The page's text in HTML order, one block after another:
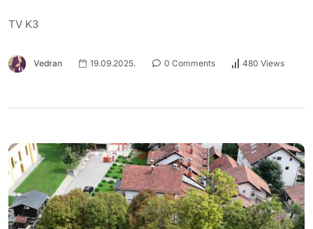
TV K3
Vedran 19.09.2025. 0 Comments 480 Views